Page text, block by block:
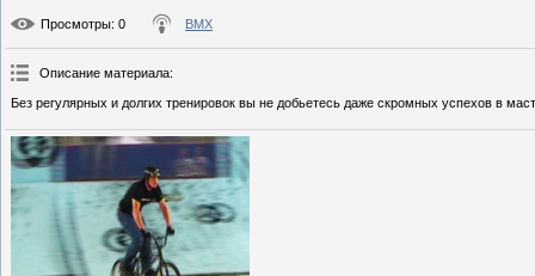
Просмотры: 0 BMX
Описание материала:
Без регулярных и долгих тренировок вы не добьетесь даже скромных успехов в